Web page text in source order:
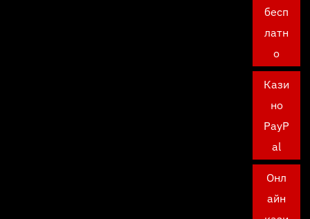
бесп
латн
о
Кази
но
PayP
al
Онл
айн